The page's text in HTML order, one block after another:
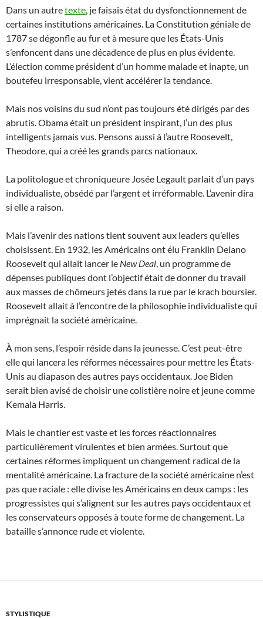
Dans un autretexte, je faisais état du dysfonctionnement de
certaines institutions américaines. La Constitution géniale de
1787 se dégonfle au fur et à mesure que les États-Unis
s’enfoncent dans une décadence de plus en plus évidente.
L’élection comme président d’un homme malade et inapte, un
boutefeu irresponsable, vient accélérer la tendance.
Mais nos voisins du sud n’ont pas toujours été dirigés par des
abrutis. Obama était un président inspirant, l’un des plus
intelligents jamais vus. Pensons aussi à l’autre Roosevelt,
Theodore, qui a créé les grands parcs nationaux.
La politologue et chroniqueure Josée Legault parlait d’un pays
individualiste, obsédé par l’argent et irréformable. L’avenir dira
si elle a raison.
Mais l’avenir des nations tient souvent aux leaders qu’elles
choisissent. En 1932, les Américains ont élu Franklin Delano
Roosevelt qui allait lancer le New Deal, un programme de
dépenses publiques dont l’objectif était de donner du travail
aux masses de chômeurs jetés dans la rue par le krach boursier.
Roosevelt allait à l’encontre de la philosophie individualiste qui
imprégnait la société américaine.
À mon sens, l’espoir réside dans la jeunesse. C’est peut-être
elle qui lancera les réformes nécessaires pour mettre les États-
Unis au diapason des autres pays occidentaux. Joe Biden
serait bien avisé de choisir une colistière noire et jeune comme
Kemala Harris.
Mais le chantier est vaste et les forces réactionnaires
particulièrement virulentes et bien armées. Surtout que
certaines réformes impliquent un changement radical de la
mentalité américaine. La fracture de la société américaine n’est
pas que raciale : elle divise les Américains en deux camps : les
progressistes qui s’alignent sur les autres pays occidentaux et
les conservateurs opposés à toute forme de changement. La
bataille s’annonce rude et violente.
STYLISTIQUE